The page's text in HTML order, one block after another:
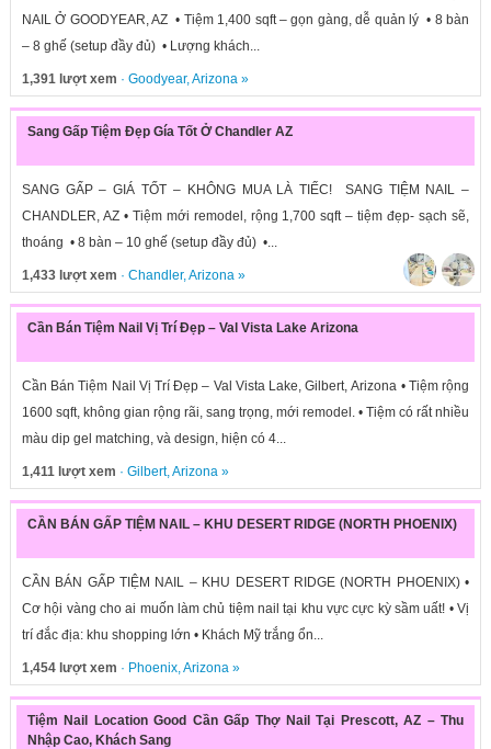
NAIL Ở GOODYEAR, AZ • Tiệm 1,400 sqft – gọn gàng, dễ quản lý • 8 bàn
– 8 ghế (setup đầy đủ) • Lượng khách...
1,391 lượt xem · Goodyear,Arizona»
Sang Gấp Tiệm Đẹp Gía Tốt Ở Chandler AZ
SANG GẤP – GIÁ TỐT – KHÔNG MUA LÀ TIẾC! SANG TIỆM NAIL –
CHANDLER, AZ • Tiệm mới remodel, rộng 1,700 sqft – tiệm đẹp- sạch sẽ,
thoáng • 8 bàn – 10 ghế (setup đầy đủ) •...
1,433 lượt xem · Chandler,Arizona»
Cần Bán Tiệm Nail Vị Trí Đẹp – Val Vista Lake Arizona
Cần Bán Tiệm Nail Vị Trí Đẹp – Val Vista Lake, Gilbert, Arizona • Tiệm rộng
1600 sqft, không gian rộng rãi, sang trọng, mới remodel. • Tiệm có rất nhiều
màu dip gel matching, và design, hiện có 4...
1,411 lượt xem · Gilbert,Arizona»
CẦN BÁN GẤP TIỆM NAIL – KHU DESERT RIDGE (NORTH PHOENIX)
CẦN BÁN GẤP TIỆM NAIL – KHU DESERT RIDGE (NORTH PHOENIX) •
Cơ hội vàng cho ai muốn làm chủ tiệm nail tại khu vực cực kỳ sầm uất! • Vị
trí đắc địa: khu shopping lớn • Khách Mỹ trắng ổn...
1,454 lượt xem · Phoenix,Arizona»
Tiệm Nail Location Good Cần Gấp Thợ Nail Tại Prescott, AZ – Thu
Nhập Cao, Khách Sang